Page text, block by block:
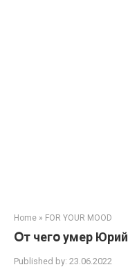
Home » FOR YOUR MOOD
Օт чегօ умер
Published by: 23.06.2022